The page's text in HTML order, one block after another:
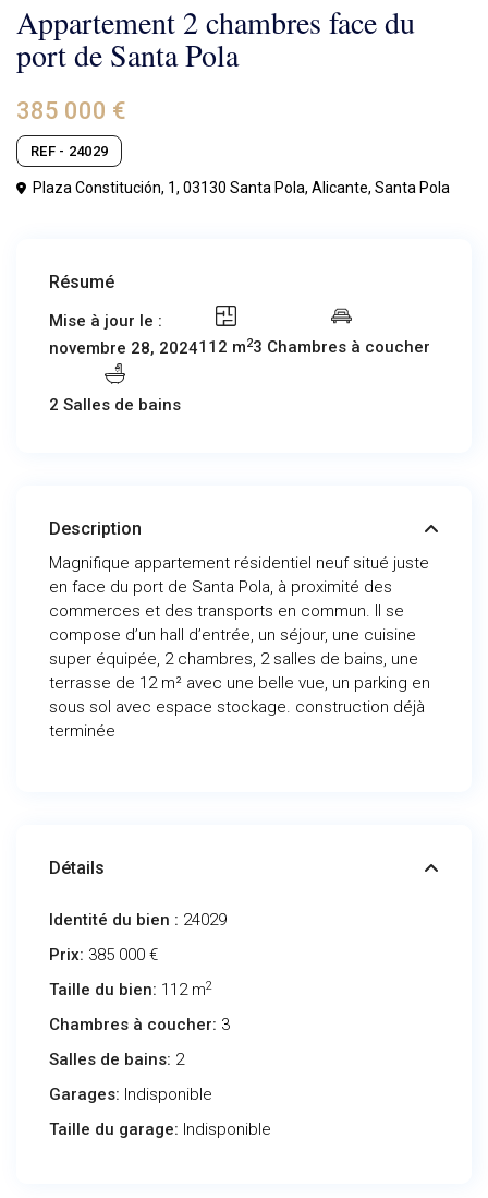
Appartement 2 chambres face du
port de Santa Pola
385 000 €
REF - 24029
Plaza Constitución, 1, 03130 Santa Pola, Alicante,Santa Pola
Résumé
Mise à jour le :
novembre 28, 2024112 m23 Chambres à coucher
2 Salles de bains
Description
Magnifique appartement résidentiel neuf situé juste
en face du port de Santa Pola, à proximité des
commerces et des transports en commun. Il se
compose d’un hall d’entrée, un séjour, une cuisine
super équipée, 2 chambres, 2 salles de bains, une
terrasse de 12 m² avec une belle vue, un parking en
sous sol avec espace stockage. construction déjà
terminée
Détails
Identité du bien : 24029
Prix: 385 000 €
Taille du bien: 112 m2
Chambres à coucher: 3
Salles de bains: 2
Garages: Indisponible
Taille du garage: Indisponible